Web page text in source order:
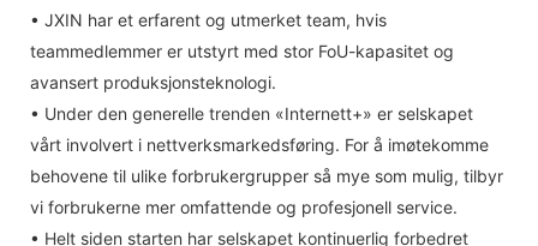
• JXIN har et erfarent og utmerket team, hvis
teammedlemmer er utstyrt med stor FoU-kapasitet og
avansert produksjonsteknologi.
• Under den generelle trenden «Internett+» er selskapet
vårt involvert i nettverksmarkedsføring. For å imøtekomme
behovene til ulike forbrukergrupper så mye som mulig, tilbyr
vi forbrukerne mer omfattende og profesjonell service.
• Helt siden starten har selskapet kontinuerlig forbedret